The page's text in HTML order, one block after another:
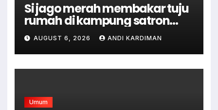
Si jago merah membakar tuju
rumah di kampung satron
sodonghilir .
AUGUST 6, 2026 ANDI KARDIMAN
Umum